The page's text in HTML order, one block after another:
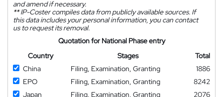
and amend if necessary.
**IP-Coster compiles data from publicly available sources. If
this data includes your personal information, you can contact
us to request its removal.
Quotation for National Phase entry
Country
Stages
Total
China
Filing, Examination, Granting
1886
EPO
Filing, Examination, Granting
8242
Japan
Filing, Examination, Granting
2076